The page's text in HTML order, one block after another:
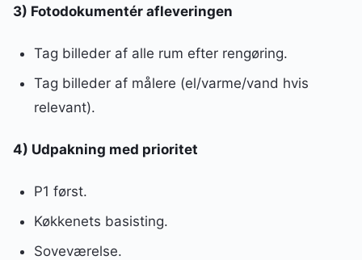
3) Fotodokumentér afleveringen
Tag billeder af alle rum efter rengøring.
Tag billeder af målere (el/varme/vand hvis
relevant).
4) Udpakning med prioritet
P1 først.
Køkkenets basisting.
Soveværelse.